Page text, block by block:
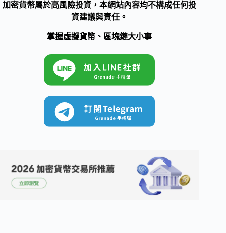
加密貨幣屬於高風險投資，本網站內容均不構成任何投
資建議與責任。
掌握虛擬貨幣、區塊鏈大小事